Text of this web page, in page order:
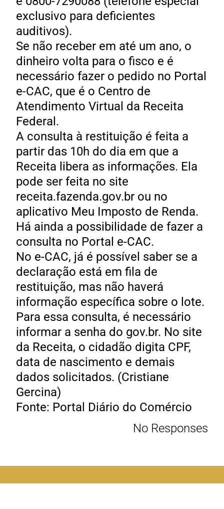
exclusivo para deficientes
auditivos).
Se não receber em até um ano, o
dinheiro volta para o fisco e é
necessário fazer o pedido no Portal
e-CAC, que é o Centro de
Atendimento Virtual da Receita
Federal.
A consulta à restituição é feita a
partir das 10h do dia em que a
Receita libera as informações. Ela
pode ser feita no site
receita.fazenda.gov.br ou no
aplicativo Meu Imposto de Renda.
Há ainda a possibilidade de fazer a
consulta no Portal e-CAC.
No e-CAC, já é possível saber se a
declaração está em fila de
restituição, mas não haverá
informação específica sobre o lote.
Para essa consulta, é necessário
informar a senha do gov.br. No site
da Receita, o cidadão digita CPF,
data de nascimento e demais
dados solicitados. (Cristiane
Gercina)
Fonte: Portal Diário do Comércio
No Responses